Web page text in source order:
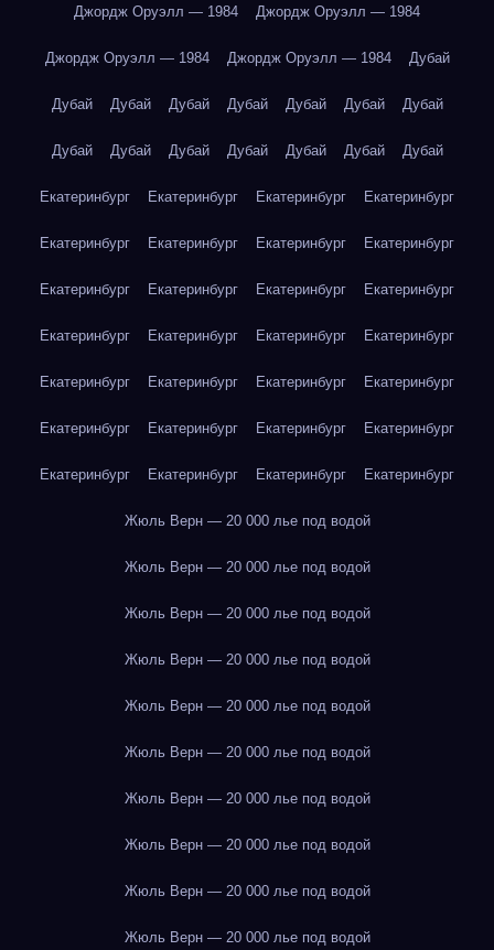
Джордж Оруэлл — 1984 Джордж Оруэлл — 1984
Джордж Оруэлл — 1984 Джордж Оруэлл — 1984 Дубай
Дубай Дубай Дубай Дубай Дубай Дубай Дубай
Дубай Дубай Дубай Дубай Дубай Дубай Дубай
Екатеринбург Екатеринбург Екатеринбург Екатеринбург
Екатеринбург Екатеринбург Екатеринбург Екатеринбург
Екатеринбург Екатеринбург Екатеринбург Екатеринбург
Екатеринбург Екатеринбург Екатеринбург Екатеринбург
Екатеринбург Екатеринбург Екатеринбург Екатеринбург
Екатеринбург Екатеринбург Екатеринбург Екатеринбург
Екатеринбург Екатеринбург Екатеринбург Екатеринбург
Жюль Верн — 20 000 лье под водой
Жюль Верн — 20 000 лье под водой
Жюль Верн — 20 000 лье под водой
Жюль Верн — 20 000 лье под водой
Жюль Верн — 20 000 лье под водой
Жюль Верн — 20 000 лье под водой
Жюль Верн — 20 000 лье под водой
Жюль Верн — 20 000 лье под водой
Жюль Верн — 20 000 лье под водой
Жюль Верн — 20 000 лье под водой